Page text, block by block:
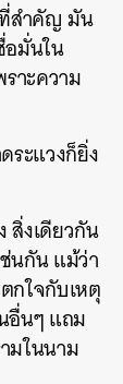
ที่สำคัญ มัน
อมั่นใน
าะความ
ระแวงก็ยิ่ง
สิ่งเดียวกัน
นกัน แม้ว่า
กใจกับเหตุ
อื่นๆ แถม
มในนาม